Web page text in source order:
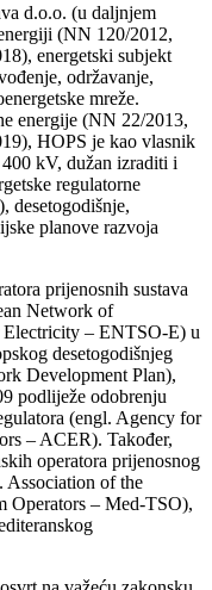
d.o.o. (u daljnjem
(NN 120/2012,
energetski subjekt
održavanje,
mreže.
energije (NN 22/2013,
HOPS je kao vlasnik
kV, dužan izraditi i
regulatorne
desetogodišnje,
planove razvoja
prijenosnih sustava
Network of
Electricity – ENTSO-E) u
desetogodišnjeg
Development Plan),
podliježe odobrenju
(engl. Agency for
– ACER). Također,
operatora prijenosnog
Association of the
Operators – Med-TSO),